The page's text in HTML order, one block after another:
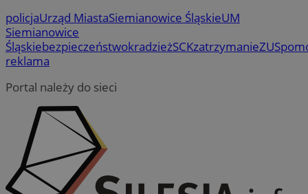
policjaUrząd MiastaSiemianowice ŚląskieUM
Siemianowice
ŚląskiebezpieczeństwokradzieżSCKzatrzymanieZUS
reklama
Portal należy do sieci